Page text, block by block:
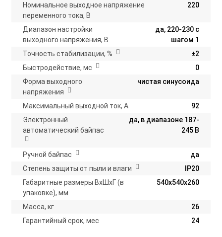
Номинальное выходное напряжение
переменного тока, В
220
Диапазон настройки
выходного напряжения, В
да, 220-230 с
шагом 1
Точность стабилизации, %
±2
Быстродействие, мс
0
Форма выходного
напряжения
чистая синусоида
Максимальный выходной ток, А
92
Электронный
автоматический байпас
да, в диапазоне 187-
245 В
Ручной байпас
да
Степень защиты от пыли и влаги
IP20
Габаритные размеры ВхШхГ (в
упаковке), мм
540х540х260
Масса, кг
26
Гарантийный срок, мес
24